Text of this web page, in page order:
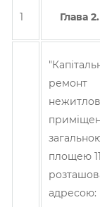
1 Глава
ремонт
площею
адресою: